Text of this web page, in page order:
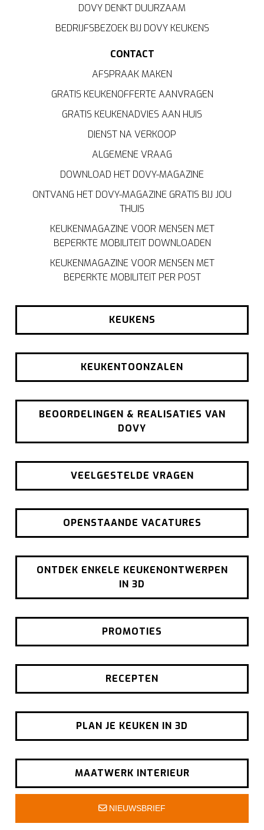
DOVY DENKT DUURZAAM
BEDRIJFSBEZOEK BIJ DOVY KEUKENS
CONTACT
AFSPRAAK MAKEN
GRATIS KEUKENOFFERTE AANVRAGEN
GRATIS KEUKENADVIES AAN HUIS
DIENST NA VERKOOP
ALGEMENE VRAAG
DOWNLOAD HET DOVY-MAGAZINE
ONTVANG HET DOVY-MAGAZINE GRATIS BIJ JOU
THUIS
KEUKENMAGAZINE VOOR MENSEN MET
BEPERKTE MOBILITEIT DOWNLOADEN
KEUKENMAGAZINE VOOR MENSEN MET
BEPERKTE MOBILITEIT PER POST
KEUKENS
KEUKENTOONZALEN
BEOORDELINGEN & REALISATIES VAN
DOVY
VEELGESTELDE VRAGEN
OPENSTAANDE VACATURES
ONTDEK ENKELE KEUKENONTWERPEN
IN 3D
PROMOTIES
RECEPTEN
PLAN JE KEUKEN IN 3D
MAATWERK INTERIEUR
NIEUWSBRIEF